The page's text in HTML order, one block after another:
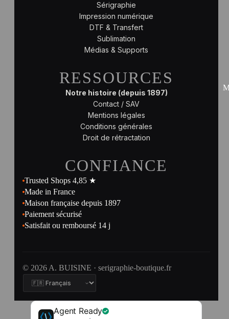
Sérigraphie
Impression numérique
DTF & Transfert
Sublimation
Médias & Supports
RESSOURCES
Notre histoire (depuis 1897)
Contact / SAV
Mentions légales
Conditions générales
Droit de rétractation
CONFIANCE
Trusted Shops 4,85 ★
Made in France
Maison française depuis 1897
Paiement sécurisé
Satisfait ou remboursé 14 j
© 2026 A. BUISINE · serigraphie-boutique.fr
Agent Ready